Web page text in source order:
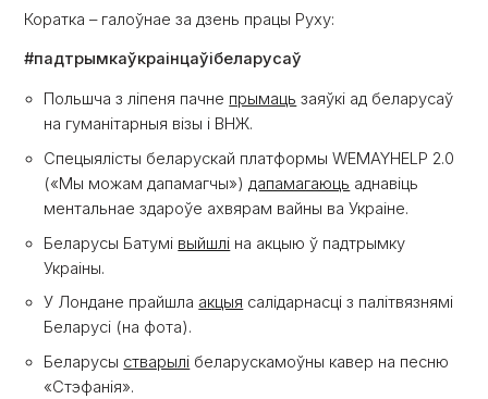
Коратка – галоўнае за дзень працы Руху:
#падтрымкаўкраінцаўібеларусаў
Польшча з ліпеня пачне прымаць заяўкі ад беларусаў
на гуманітарныя візы і ВНЖ.
Спецыялісты беларускай платформы WEMAYHELP 2.0
(«Мы можам дапамагчы») дапамагаюць аднавіць
ментальнае здароўе ахвярам вайны ва Украіне.
Беларусы Батумі выйшлі на акцыю ў падтрымку
Украіны.
У Лондане прайшла акцыя салідарнасці з палітвязнямі
Беларусі (на фота).
Беларусы стварылі беларускамоўны кавер на песню
«Стэфанія».